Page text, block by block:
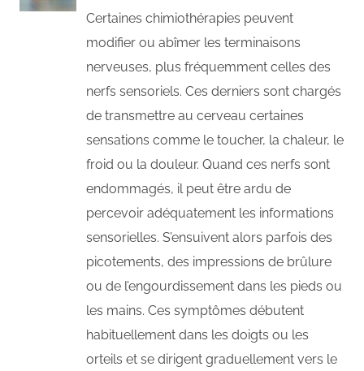
Certaines chimiothérapies peuvent
modifier ou abîmer les terminaisons
nerveuses, plus fréquemment celles des
nerfs sensoriels. Ces derniers sont chargés
de transmettre au cerveau certaines
sensations comme le toucher, la chaleur, le
froid ou la douleur. Quand ces nerfs sont
endommagés, il peut être ardu de
percevoir adéquatement les informations
sensorielles. S’ensuivent alors parfois des
picotements, des impressions de brûlure
ou de l’engourdissement dans les pieds ou
les mains. Ces symptômes débutent
habituellement dans les doigts ou les
orteils et se dirigent graduellement vers le